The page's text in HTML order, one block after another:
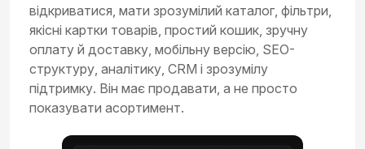
відкриватися, мати зрозумілий каталог, фільтри,
якісні картки товарів, простий кошик, зручну
оплату й доставку, мобільну версію, SEO-
структуру, аналітику, CRM і зрозумілу
підтримку. Він має продавати, а не просто
показувати асортимент.